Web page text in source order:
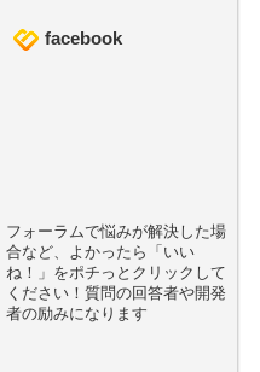
facebook
フォーラムで悩みが解決した場
合など、よかったら「いい
ね！」をポチっとクリックして
ください！質問の回答者や開発
者の励みになります